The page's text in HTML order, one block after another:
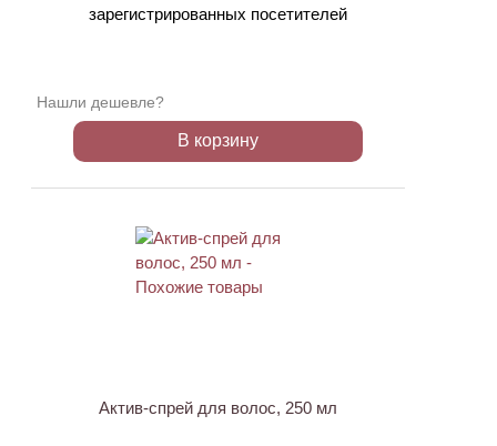
зарегистрированных посетителей
Нашли дешевле?
В корзину
Актив-спрей для волос, 250 мл